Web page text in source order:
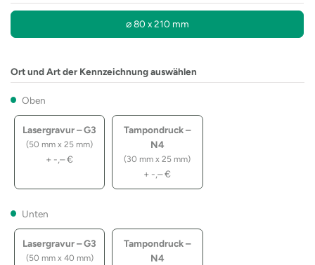
⌀ 80 x 210 mm
Ort und Art der Kennzeichnung auswählen
Oben
Lasergravur – G3
(50 mm x 25 mm)
+ -,–€
Tampondruck –
N4
(30 mm x 25 mm)
+ -,–€
Unten
Lasergravur – G3
(50 mm x 40 mm)
Tampondruck –
N4